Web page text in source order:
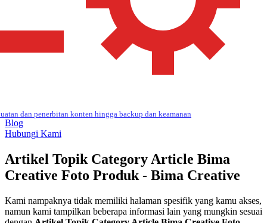
dan penerbitan konten hingga backup dan keamanan
Blog
Hubungi Kami
Artikel Topik Category Article Bima
Creative Foto Produk - Bima Creative
Kami nampaknya tidak memiliki halaman spesifik yang kamu akses,
namun kami tampilkan beberapa informasi lain yang mungkin sesuai